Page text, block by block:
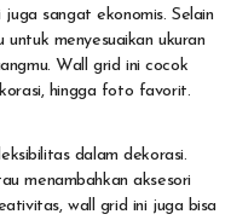
sangat ekonomis. Selain
untuk menyesuaikan ukuran
Wall grid ini cocok
hingga foto favorit.
dalam dekorasi.
menambahkan aksesori
wall grid ini juga bisa